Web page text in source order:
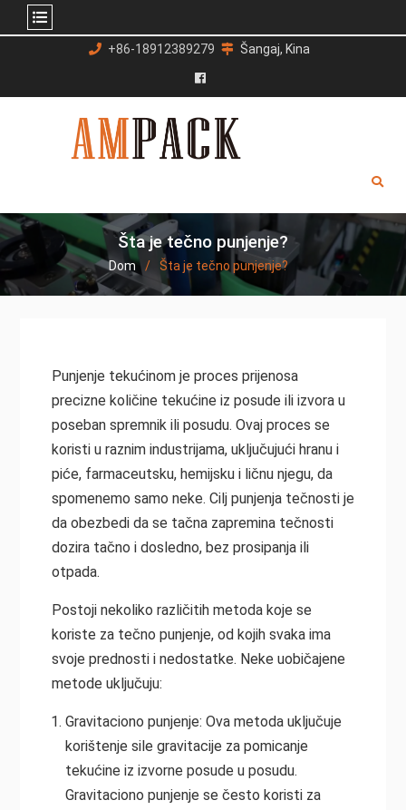
sadržaj
+86-18912389279 Šangaj, Kina
Facebook
Šta je tečno punjenje?
Dom Šta je tečno punjenje?
Punjenje tekućinom je proces prijenosa
precizne količine tekućine iz posude ili izvora u
poseban spremnik ili posudu. Ovaj proces se
koristi u raznim industrijama, uključujući hranu i
piće, farmaceutsku, hemijsku i ličnu njegu, da
spomenemo samo neke. Cilj punjenja tečnosti je
da obezbedi da se tačna zapremina tečnosti
dozira tačno i dosledno, bez prosipanja ili
otpada.
Postoji nekoliko različitih metoda koje se
koriste za tečno punjenje, od kojih svaka ima
svoje prednosti i nedostatke. Neke uobičajene
metode uključuju:
Gravitaciono punjenje: Ova metoda uključuje
korištenje sile gravitacije za pomicanje
tekućine iz izvorne posude u posudu.
Gravitaciono punjenje se često koristi za